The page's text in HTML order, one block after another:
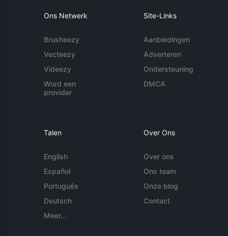
Ons Netwerk
Brusheezy
Vecteezy
Videezy
Word een
provider
Site-Links
Aanbiedingen
Adverteren
Ondersteuning
DMCA
Talen
English
Español
Português
Deutsch
Meer...
Over Ons
Over ons
Ons team
Onze blog
Contact